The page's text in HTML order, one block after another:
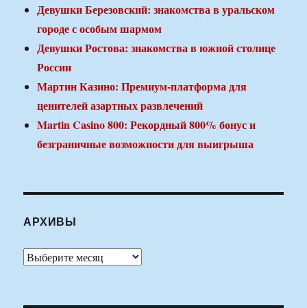
Девушки Березовский: знакомства в уральском
городе с особым шармом
Девушки Ростова: знакомства в южной столице
России
Мартин Казино: Премиум-платформа для
ценителей азартных развлечений
Martin Casino 800: Рекордный 800% бонус и
безграничные возможности для выигрыша
АРХИВЫ
Архивы